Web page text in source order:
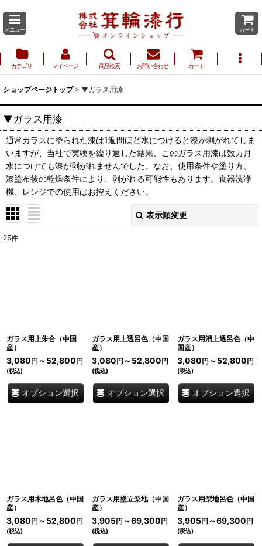
メニュー カート
カテゴリ マイページ 商品検索 お問い合わせ カート
ショップページトップ > ▼ガラス用漆
▼ガラス用漆
通常ガラスに塗られた漆は1週間ほど水につけると漆が剥がれてしま
いますが、当社で実験を繰り返した結果、このガラス用漆は数カ月
水につけても漆が剥がれませんでした。なお、使用条件や塗り方、
漆塗布後の乾燥条件により、剥がれる可能性もあります。食器洗浄
機、レンジでの使用はお控えください。
表示順変更
絞り込む
25件
ガラス用上朱合（中国
産）
3,080円 ～52,800円
(税込)
オプション選択
ガラス用上透呂色（中国
産）
3,080円 ～52,800円
(税込)
オプション選択
ガラス用消上透呂色（中
国産）
3,080円 ～52,800円
(税込)
オプション選択
ガラス用木地呂色（中国
産）
3,080円 ～52,800円
(税込)
ガラス用塗立梨地（中国
産）
3,905円 ～69,300円
(税込)
ガラス用梨地呂色（中国
産）
3,905円 ～69,300円
(税込)